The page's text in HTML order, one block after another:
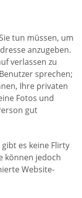
tun müssen, um
anzugeben.
verlassen zu
sprechen;
Ihre privaten
Fotos und
gut
gibt es keine Flirty
können jedoch
Website-